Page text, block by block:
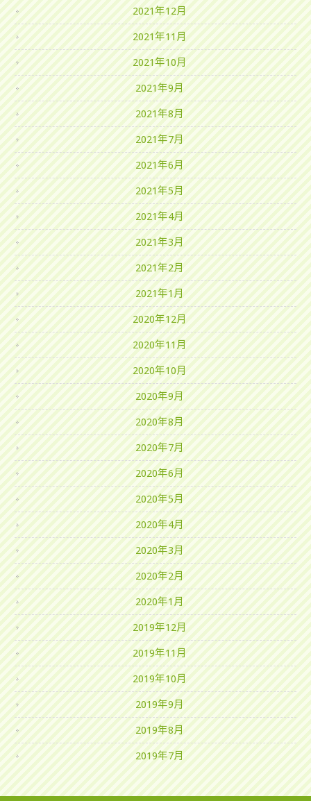
2021年12月
2021年11月
2021年10月
2021年9月
2021年8月
2021年7月
2021年6月
2021年5月
2021年4月
2021年3月
2021年2月
2021年1月
2020年12月
2020年11月
2020年10月
2020年9月
2020年8月
2020年7月
2020年6月
2020年5月
2020年4月
2020年3月
2020年2月
2020年1月
2019年12月
2019年11月
2019年10月
2019年9月
2019年8月
2019年7月